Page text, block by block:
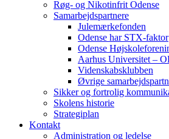
Røg- og Nikotinfrit Odense
Samarbejdspartnere
Julemærkefonden
Odense har STX-faktor
Odense
Aarhus Universitet –
Videnskabsklubben
Øvrige
Sikker og fortrolig
Skolens historie
Strategiplan
Kontakt
Administration og ledelse